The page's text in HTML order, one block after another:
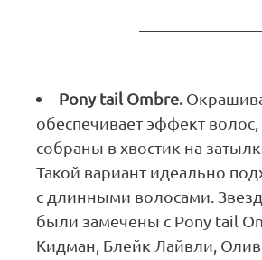
Pony tail Ombre.
обеспечивает эффект
собраны в хвостик на
Такой вариант идеально
с длинными волосами.
были замечены с Pony tail
Кидман, Блейк Лайвли,